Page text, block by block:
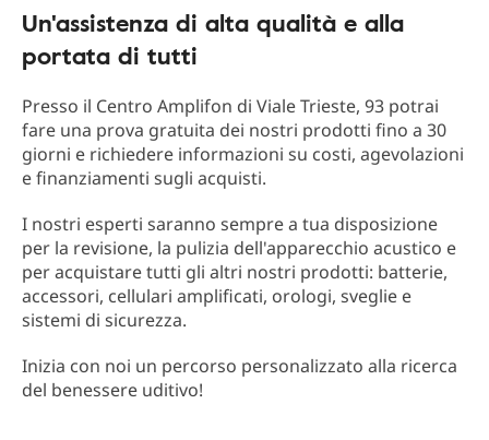
Un'assistenza di alta qualità e alla
portata di tutti
Presso il Centro Amplifon di Viale Trieste, 93 potrai
fare una prova gratuita dei nostri prodotti fino a 30
giorni e richiedere informazioni su costi, agevolazioni
e finanziamenti sugli acquisti.
I nostri esperti saranno sempre a tua disposizione
per la revisione, la pulizia dell'apparecchio acustico e
per acquistare tutti gli altri nostri prodotti: batterie,
accessori, cellulari amplificati, orologi, sveglie e
sistemi di sicurezza.
Inizia con noi un percorso personalizzato alla ricerca
del benessere uditivo!